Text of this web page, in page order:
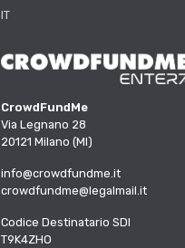
IT
CrowdFundMe
Via Legnano 28
20121 Milano (MI)
info@crowdfundme.it
crowdfundme@legalmail.it
Codice Destinatario SDI
T9K4ZHO